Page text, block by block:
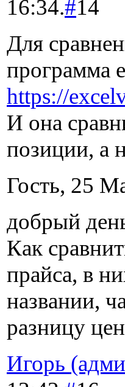
16:34.#14
Для
программа
https://
И она
позиции, а
Гость, 25
добрый
Как
прайса, в
названии,
разницу
Игорь